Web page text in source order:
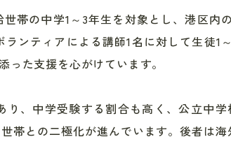
帯の中学1～3年生を対象とし、港区内
ンティアによる講師1名に対して生徒1
た支援を心がけています。
、中学受験する割合も高く、公立中学
帯との二極化が進んでいます。後者は海